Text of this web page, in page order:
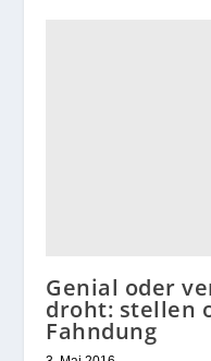
Genial oder
droht: stellen
Fahndung